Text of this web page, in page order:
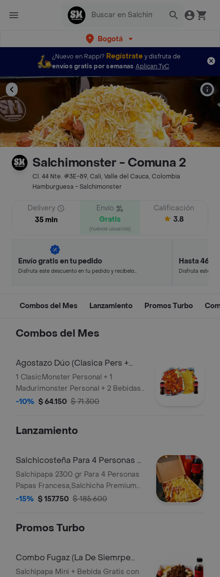
Bogotá
¿Nuevo en Rappi? Regístratey disfruta de
envíos gratis por semanas Aplican TyC
Salchimonster - Comuna 2
Cl. 44 Nte. #3E-89, Cali, Valle del Cauca, Colombia
Hamburguesa - Salchimonster
Delivery
35 min
Envío
Gratis
(nuevos usuarios)
Calificación
3.8
Envío gratis en tu pedido
Disfruta este descuento en tu pedido y recíbelo
Hasta 46%
Disfruta este
Combos del Mes Lanzamiento Promos Turbo
Combos del Mes
Agostazo Dúo (Clasica Pers +
Maduri Pers + 2 Bebidas 250 Ml)
1 ClasicMonster Personal + 1
Madurimonster Personal + 2 Bebidas
250 ml
-10% $ 64.150 $ 71.300
Lanzamiento
Salchicosteña Para 4 Personas +
(Gaseosa 1,5 Lt Gratis)
Salchipapa 2300 gr Para 4 Personas
Papas Francesa,Salchicha Premium
,Costilla Ahumada sin
Costeño,Ripio,Queso Gratinado,Pollo
Desmechada,Bacon Premium,Maiz
-15% $ 157.750 $ 185.600
Promos Turbo
Combo Fugaz (La De Siemrpe
Mini+ Bebida)
Salchipapa Mini + Bebida Gratis con